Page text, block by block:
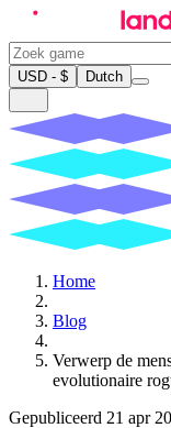
USD - $ Dutch
Home
Blog
Verwerp de
evolutionaire
Gepubliceerd 21 apr